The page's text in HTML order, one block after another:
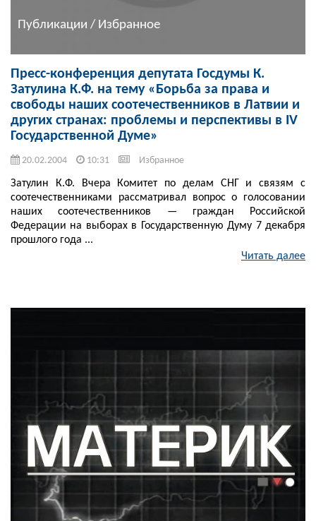
Публикации / Избранное
Пресс-конференция депутата Госдумы К.
Затулина К.Ф. на тему «Борьба за права и
свободы наших соотечественников в Латвии и
других странах: проблемы и перспективы в IV
Государственной Думе»
20.02.2004 10:31 Избранное
Затулин К.Ф. Вчера Комитет по делам СНГ и связям с
соотечественниками рассматривал вопрос о голосовании
наших соотечественников — граждан Российской
Федерации на выборах в Государственную Думу 7 декабря
прошлого года ...
Читать далее